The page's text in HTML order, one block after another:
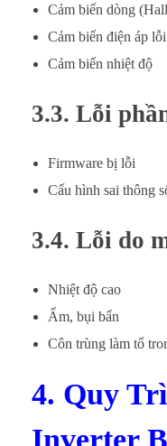
Cảm biến dòng
Cảm biến điện áp lỗi
Cảm biến nhiệt độ
3.3. Lỗi
Firmware bị lỗi
Cấu hình sai thông
3.4. Lỗi do
Nhiệt độ cao
Ẩm, bụi bẩn
Côn trùng làm tổ
4. Quy
Inverter